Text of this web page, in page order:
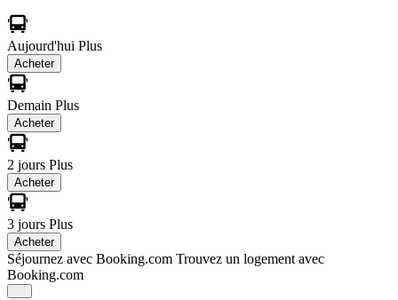
Aujourd'hui Plus
Acheter
Demain Plus
Acheter
2 jours Plus
Acheter
3 jours Plus
Acheter
Séjournez avec Booking.com Trouvez un logement avec
Booking.com